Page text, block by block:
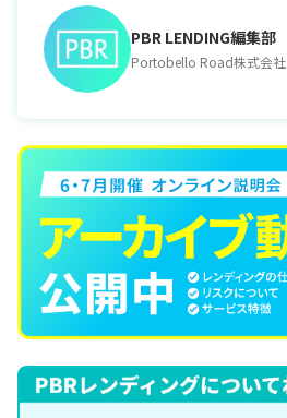
PBR LENDING編集部
Portobello Road株式会社